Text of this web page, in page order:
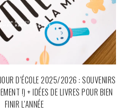
D’ÉCOLE 2025/2026 : SOUVENIRS
!) + IDÉES DE LIVRES POUR BIEN
FINIR L’ANNÉE